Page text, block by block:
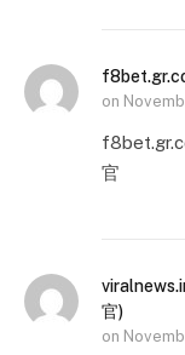
on
官
官)
on